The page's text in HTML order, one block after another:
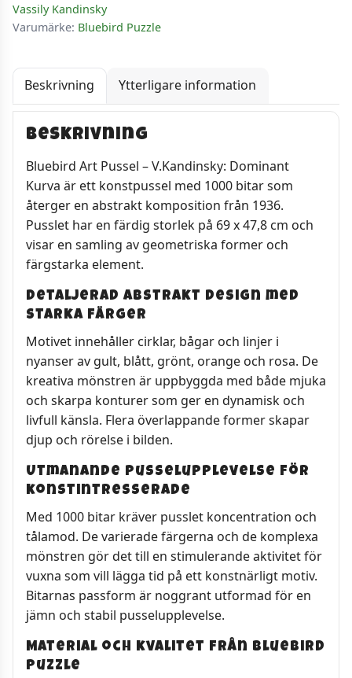
Vassily Kandinsky
Varumärke: Bluebird Puzzle
Beskrivning Ytterligare information
Beskrivning
Bluebird Art Pussel – V.Kandinsky: Dominant
Kurva är ett konstpussel med 1000 bitar som
återger en abstrakt komposition från 1936.
Pusslet har en färdig storlek på 69 x 47,8 cm och
visar en samling av geometriska former och
färgstarka element.
Detaljerad abstrakt design med
starka färger
Motivet innehåller cirklar, bågar och linjer i
nyanser av gult, blått, grönt, orange och rosa. De
kreativa mönstren är uppbyggda med både mjuka
och skarpa konturer som ger en dynamisk och
livfull känsla. Flera överlappande former skapar
djup och rörelse i bilden.
Utmanande pusselupplevelse för
konstintresserade
Med 1000 bitar kräver pusslet koncentration och
tålamod. De varierade färgerna och de komplexa
mönstren gör det till en stimulerande aktivitet för
vuxna som vill lägga tid på ett konstnärligt motiv.
Bitarnas passform är noggrant utformad för en
jämn och stabil pusselupplevelse.
Material och kvalitet från Bluebird
Puzzle